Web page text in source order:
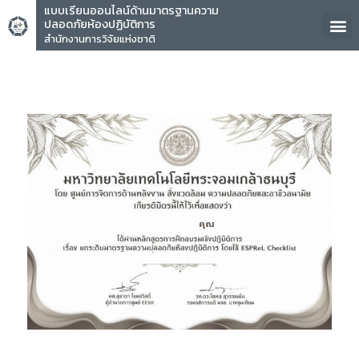
แบบเรียนออนไลน์ด้านมาตรฐานความ
ปลอดภัยห้องปฏิบัติการ
สำนักงานการวิจัยแห่งชาติ
คุณ